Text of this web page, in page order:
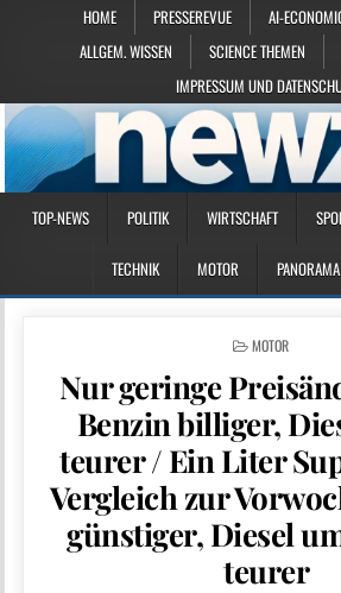
HOME PRESSEREVUE AI-
ALLGEM. WISSEN
SCIENCE THEMEN
IMPRESSUM UND
TOP-NEWS POLITIK WIRTSCHAFT
TECHNIK MOTOR PANORAMA
POSTED IN
MOTOR
Nur geringe
Benzin billiger,
teurer / Ein Liter
Vergleich zur
günstiger, Diesel
teurer